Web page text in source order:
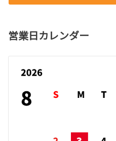
営業日カレンダー